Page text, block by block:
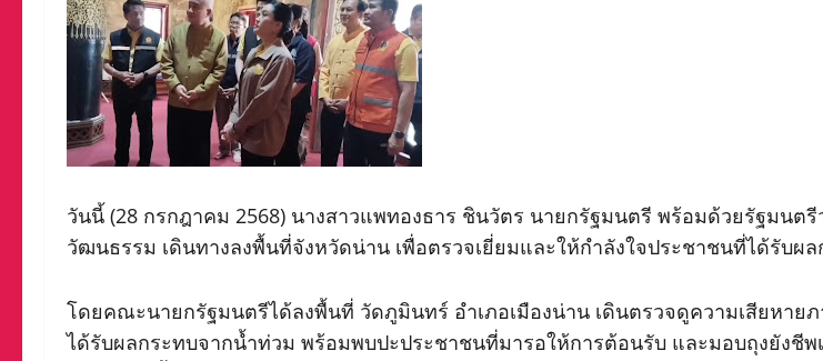
วันนี้ (28 กรกฎาคม 2568) นางสาวแพทองธาร ชินวัตร นายกรัฐมนตรี พร้อมด้วยรัฐมนตรี
วัฒนธรรม เดินทางลงพื้นที่จังหวัดน่าน เพื่อตรวจเยี่ยมและให้กำลังใจประชาชนที่ได้รับผ
โดยคณะนายกรัฐมนตรีได้ลงพื้นที่ วัดภูมินทร์ อำเภอเมืองน่าน เดินตรวจดูความเสียหาย
ได้รับผลกระทบจากน้ำท่วม พร้อมพบปะประชาชนที่มารอให้การต้อนรับ และมอบถุงยังชีพ